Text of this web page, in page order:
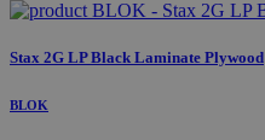
Stax 2G LP Black Laminate Plywood
BLOK